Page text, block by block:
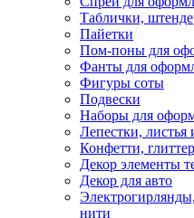
Таблички,
Пайетки
Пом-поны для
Фанты для
Фигуры соты
Подвески
Наборы для
Лепестки, листья
Конфетти,
Декор элементы
Декор для авто
нити